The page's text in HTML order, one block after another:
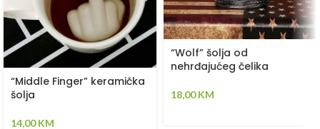
“Middle Finger” keramička
šolja
14,00KM
“Wolf” šolja od
nehrđajućeg čelika
18,00KM